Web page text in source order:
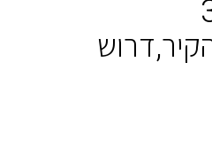
460 עם 3
זרוע 45 סמ מהקיר,דרוש